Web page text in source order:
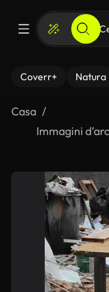
Coverr+ Natura
Casa
Immagini